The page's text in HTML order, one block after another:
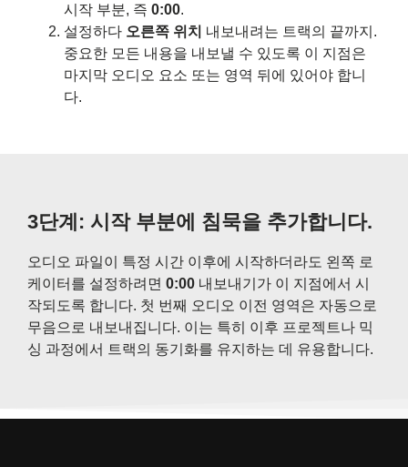
시작 부분, 즉 0:00.
설정하다 오른쪽 위치 내보내려는 트랙의 끝까지.
중요한 모든 내용을 내보낼 수 있도록 이 지점은
마지막 오디오 요소 또는 영역 뒤에 있어야 합니
다.
3단계: 시작 부분에 침묵을 추가합니다.
오디오 파일이 특정 시간 이후에 시작하더라도 왼쪽 로
케이터를 설정하려면 0:00 내보내기가 이 지점에서 시
작되도록 합니다. 첫 번째 오디오 이전 영역은 자동으로
무음으로 내보내집니다. 이는 특히 이후 프로젝트나 믹
싱 과정에서 트랙의 동기화를 유지하는 데 유용합니다.